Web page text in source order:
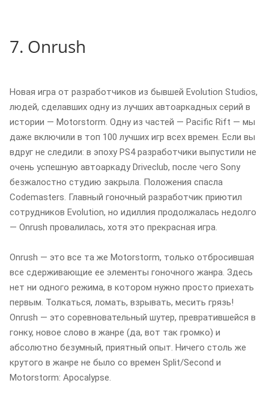
7. Onrush
Новая игра от разработчиков из бывшей Evolution Studios,
людей, сделавших одну из лучших автоаркадных серий в
истории — Motorstorm. Одну из частей — Pacific Rift — мы
даже включили в топ 100 лучших игр всех времен. Если вы
вдруг не следили: в эпоху PS4 разработчики выпустили не
очень успешную автоаркаду Driveclub, после чего Sony
безжалостно студию закрыла. Положения спасла
Codemasters. Главный гоночный разработчик приютил
сотрудников Evolution, но идиллия продолжалась недолго
— Onrush провалилась, хотя это прекрасная игра.
Onrush — это все та же Motorstorm, только отбросившая
все сдерживающие ее элементы гоночного жанра. Здесь
нет ни одного режима, в котором нужно просто приехать
первым. Толкаться, ломать, взрывать, месить грязь!
Onrush — это соревновательный шутер, превратившейся в
гонку, новое слово в жанре (да, вот так громко) и
абсолютно безумный, приятный опыт. Ничего столь же
крутого в жанре не было со времен Split/Second и
Motorstorm: Apocalypse.